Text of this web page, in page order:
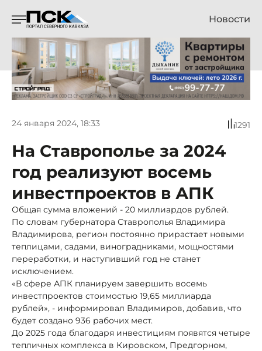
Новости
24 января 2024, 18:33 1291
На Ставрополье за 2024
год реализуют восемь
инвестпроектов в АПК
Общая сумма вложений - 20 миллиардов рублей.
По словам губернатора Ставрополья Владимира
Владимирова, регион постоянно прирастает новыми
теплицами, садами, виноградниками, мощностями
переработки, и наступивший год не станет
исключением.
«В сфере АПК планируем завершить восемь
инвестпроектов стоимостью 19,65 миллиарда
рублей», - информировал Владимиров, добавив, что
будет создано 936 рабочих мест.
До 2025 года благодаря инвестициям появятся четыре
тепличных комплекса в Кировском, Предгорном,